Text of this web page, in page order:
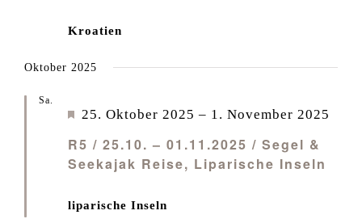
Kroatien
Oktober 2025
Sa.
R5 / 25.10. – 01.11.2025 / Segel &
Seekajak Reise, Liparische Inseln
Empfohlen
25. Oktober 2025 – 1. November 2025
liparische Inseln